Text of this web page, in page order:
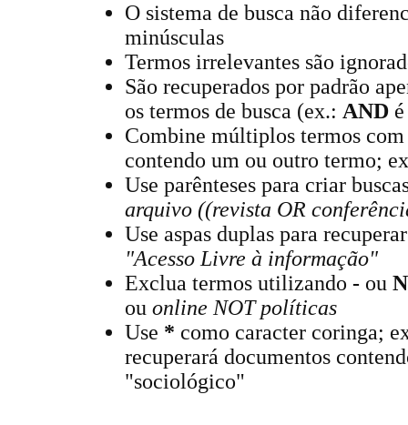
O sistema de busca não
minúsculas
Termos irrelevantes são
São recuperados por padrão
os termos de busca (ex.: ANDé
Combine múltiplos termos
contendo um ou outro termo;
Use parênteses para criar
arquivo ((revista OR
Use aspas duplas para
"Acesso Livre à informação"
Exclua termos utilizando -ou
ou online NOT políticas
Use * como caracter coringa;
recuperará documentos
"sociológico"